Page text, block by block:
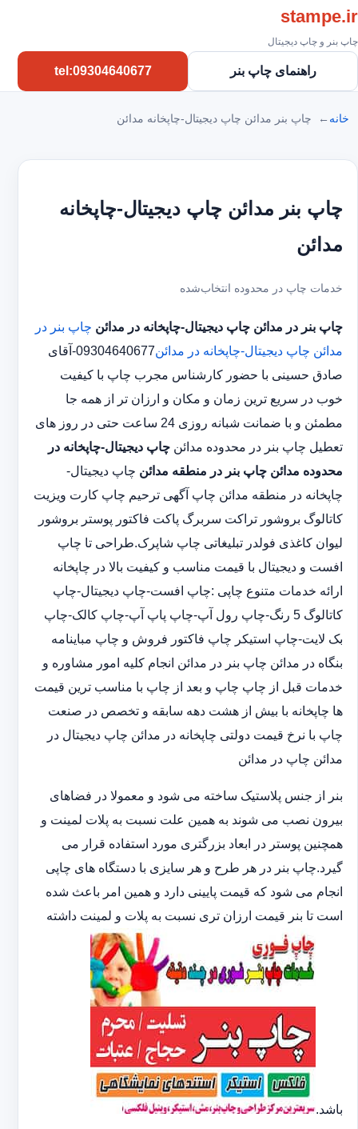
stampe.ir
چاپ بنر و چاپ دیجیتال
راهنمای چاپ بنر tel:09304640677
خانه چاپ بنر مدائن چاپ دیجیتال-چاپخانه مدائن
چاپ بنر مدائن چاپ دیجیتال-چاپخانه
مدائن
خدمات چاپ در محدوده انتخاب‌شده
چاپ بنر در مدائن چاپ دیجیتال-چاپخانه در مدائن چاپ بنر در
مدائن چاپ دیجیتال-چاپخانه در مدائن
09304640677-آقای
صادق حسینی با حضور کارشناس مجرب چاپ با کیفیت
خوب در سریع ترین زمان و مکان و ارزان تر از همه جا
مطمئن و با ضمانت شبانه روزی 24 ساعت حتی در روز های
تعطیل چاپ بنر در محدوده مدائن چاپ دیجیتال-چاپخانه در
محدوده مدائن چاپ بنر در منطقه مدائن چاپ دیجیتال-
چاپخانه در منطقه مدائن چاپ آگهی ترحیم چاپ کارت ویزیت
کاتالوگ بروشور تراکت سربرگ پاکت فاکتور پوستر بروشور
لیوان کاغذی فولدر تبلیغاتی چاپ شاپرک.طراحی تا چاپ
افست و دیجیتال با قیمت مناسب و کیفیت بالا در چاپخانه
ارائه خدمات متنوع چاپی :چاپ افست-چاپ دیجیتال-چاپ
کاتالوگ 5 رنگ-چاپ رول آپ-چاپ پاپ آپ-چاپ کالک-چاپ
بک لایت-چاپ استیکر چاپ فاکتور فروش و چاپ مباینامه
بنگاه در مدائن چاپ بنر در مدائن انجام کلیه امور مشاوره و
خدمات قبل از چاپ چاپ و بعد از چاپ با مناسب ترین قیمت
ها چاپخانه با بیش از هشت دهه سابقه و تخصص در صنعت
چاپ با نرخ قیمت دولتی چاپخانه در مدائن چاپ دیجیتال در
مدائن چاپ در مدائن
بنر از جنس پلاستیک ساخته می شود و معمولا در فضاهای
بیرون نصب می شوند به همین علت نسبت به پلات لمینت و
همچنین پوستر در ابعاد بزرگتری مورد استفاده قرار می
گیرد.چاپ بنر در هر طرح و هر سایزی با دستگاه های چاپی
انجام می شود که قیمت پایینی دارد و همین امر باعث شده
است تا بنر قیمت ارزان تری نسبت به پلات و لمینت داشته
باشد.